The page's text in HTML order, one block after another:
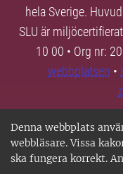
Denna webbplats
webbläsare. Vissa
ska fungera korrekt.
hela Sverige.
SLU är
10 00 • Org nr:
webbplatsen •